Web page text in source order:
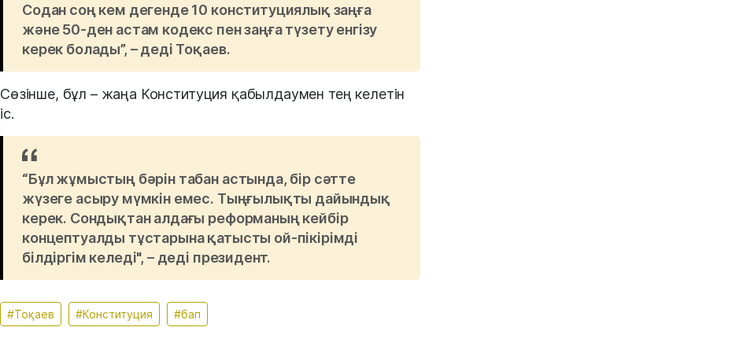
Содан соң кем дегенде 10 конституциялық заңға
және 50-ден астам кодекс пен заңға түзету енгізу
керек болады”, – деді Тоқаев.
Сөзінше, бұл – жаңа Конституция қабылдаумен тең келетін
іс.
“Бұл жұмыстың бәрін табан астында, бір сәтте
жүзеге асыру мүмкін емес. Тыңғылықты дайындық
керек. Сондықтан алдағы реформаның кейбір
концептуалды тұстарына қатысты ой-пікірімді
білдіргім келеді", – деді президент.
#Тоқаев #Конституция #бап